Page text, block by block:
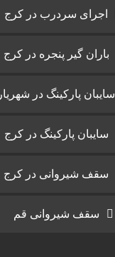
اجرای سردرب در کرج
باران گیر پنجره در کرج
سایبان پارکینگ در شهریار
سایبان پارکینگ در کرج
سقف شیروانی در کرج
سقف شیروانی قم